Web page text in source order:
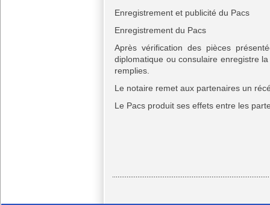
Enregistrement et publicité du Pacs
Enregistrement du Pacs
Après vérification des pièces
diplomatique ou consulaire enregistre
remplies.
Le notaire remet aux partenaires un
Le Pacs produit ses effets entre les